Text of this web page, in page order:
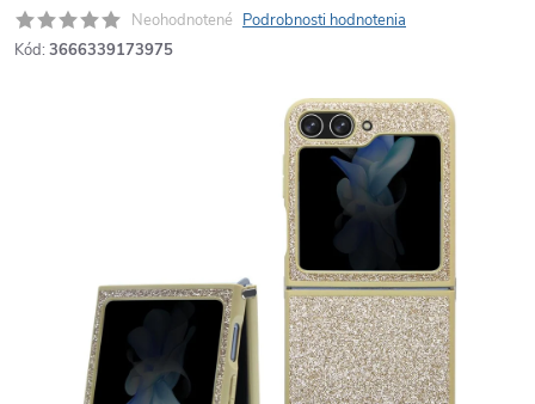
Neohodnotené Podrobnosti hodnotenia
Kód: 3666339173975